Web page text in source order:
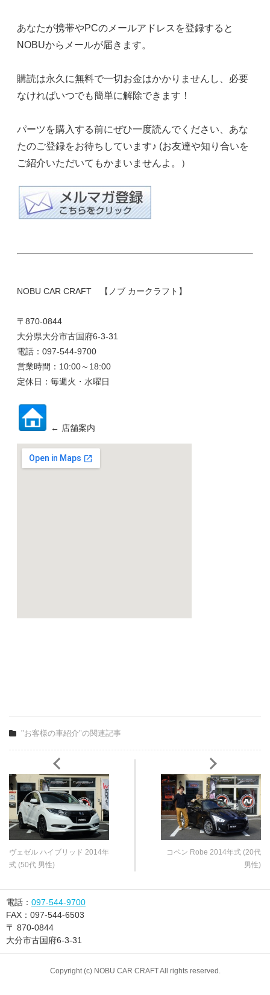
あなたが携帯やPCのメールアドレスを登録すると
NOBUからメールが届きます。
購読は永久に無料で一切お金はかかりませんし、必要
なければいつでも簡単に解除できます！
パーツを購入する前にぜひ一度読んでください、あな
たのご登録をお待ちしています♪ (お友達や知り合いを
ご紹介いただいてもかまいませんよ。）
NOBU CAR CRAFT 【ノブ カークラフト】
〒870-0844
大分県大分市古国府6-3-31
電話：097-544-9700
営業時間：10:00～18:00
定休日：毎週火・水曜日
← 店舗案内
"お客様の車紹介"の関連記事
ヴェゼル ハイブリッド 2014年
式 (50代 男性)
コペン Robe 2014年式 (20代
男性)
電話： 097-544-9700
FAX： 097-544-6503
〒 870-0844
大分市古国府6-3-31
Copyright (c) NOBU CAR CRAFT All rights reserved.